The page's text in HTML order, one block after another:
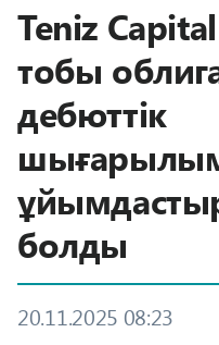
Teniz
тобы
дебюттік
болды
20.11.2025 08:23